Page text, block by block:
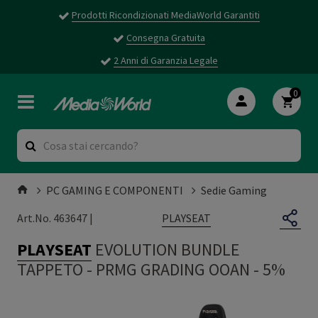
Prodotti Ricondizionati MediaWorld Garantiti
Consegna Gratuita
2 Anni di Garanzia Legale
0
PC GAMING E COMPONENTI
Sedie Gaming
Art.No. 463647 |
PLAYSEAT
PLAYSEAT EVOLUTION BUNDLE
TAPPETO - PRMG GRADING OOAN - 5%